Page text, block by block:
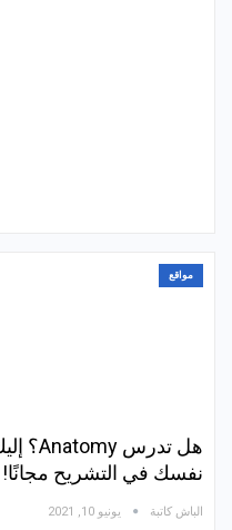
مواقع
نفسك في التشريح مجانًا!
الباش كاتبة يونيو 10, 2021